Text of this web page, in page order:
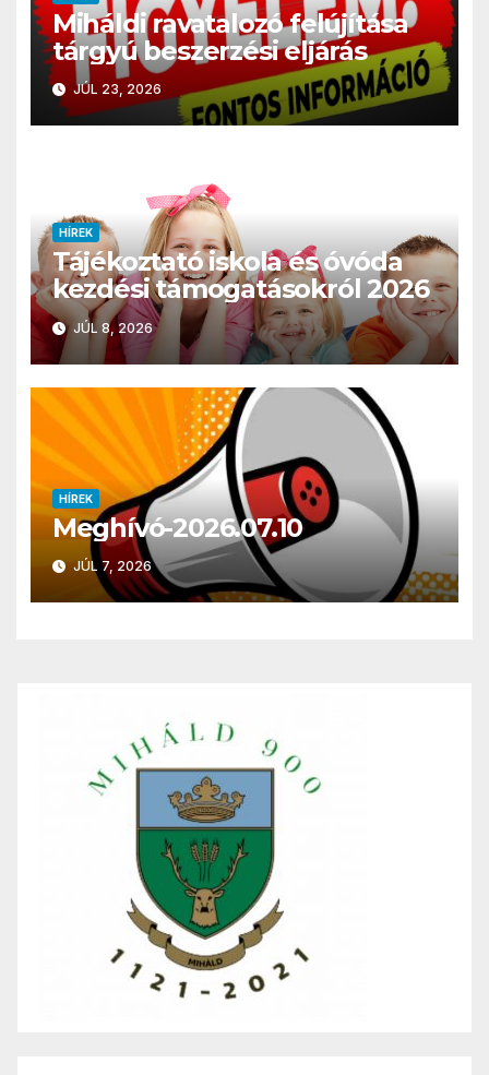
Miháldi ravatalozó felújítása
tárgyú beszerzési eljárás
JÚL 23, 2026
HÍREK
Tájékoztató iskola és óvóda
kezdési támogatásokról 2026
JÚL 8, 2026
HÍREK
Meghívó-2026.07.10
JÚL 7, 2026